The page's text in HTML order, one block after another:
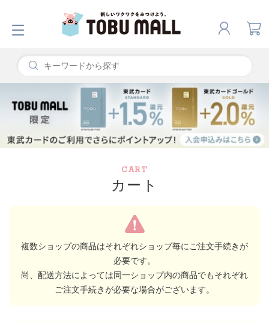
CART
カート
複数ショップの商品はそれぞれショップ毎にご注文手続きが
必要です。
尚、配送方法によっては同一ショップ内の商品でもそれぞれ
ご注文手続きが必要な場合がございます。